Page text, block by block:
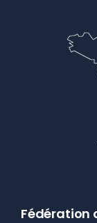
Fédération